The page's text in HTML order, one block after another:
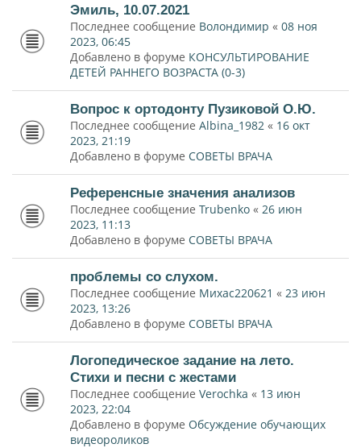
Эмиль, 10.07.2021
Последнее сообщение Волондимир « 08 ноя
2023, 06:45
Добавлено в форуме КОНСУЛЬТИРОВАНИЕ
ДЕТЕЙ РАННЕГО ВОЗРАСТА (0-3)
Вопрос к ортодонту Пузиковой О.Ю.
Последнее сообщение Albina_1982 « 16 окт
2023, 21:19
Добавлено в форуме СОВЕТЫ ВРАЧА
Референсные значения анализов
Последнее сообщение Trubenko « 26 июн
2023, 11:13
Добавлено в форуме СОВЕТЫ ВРАЧА
проблемы со слухом.
Последнее сообщение Михас220621 « 23 июн
2023, 13:26
Добавлено в форуме СОВЕТЫ ВРАЧА
Логопедическое задание на лето.
Стихи и песни с жестами
Последнее сообщение Verochka « 13 июн
2023, 22:04
Добавлено в форуме Обсуждение обучающих
видеороликов